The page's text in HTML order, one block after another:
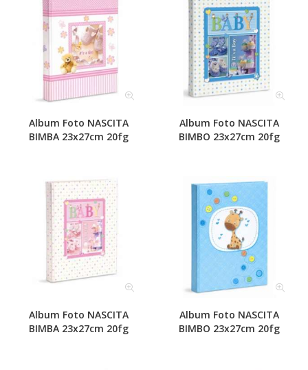
Album Foto NASCITA
BIMBA 23x27cm 20fg
Album Foto NASCITA
BIMBO 23x27cm 20fg
Album Foto NASCITA
BIMBA 23x27cm 20fg
Album Foto NASCITA
BIMBO 23x27cm 20fg